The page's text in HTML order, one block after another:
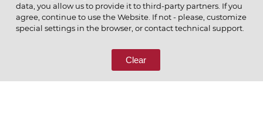
© 2026 ОАО
ПОЗВОНИТЕ НАМ
8 (800) 333-65-66
data, you allow us to provide it to third-party partners. If you
agree, continue to use the Website. If not - please, customize
special settings in the browser, or contact technical support.
Clear